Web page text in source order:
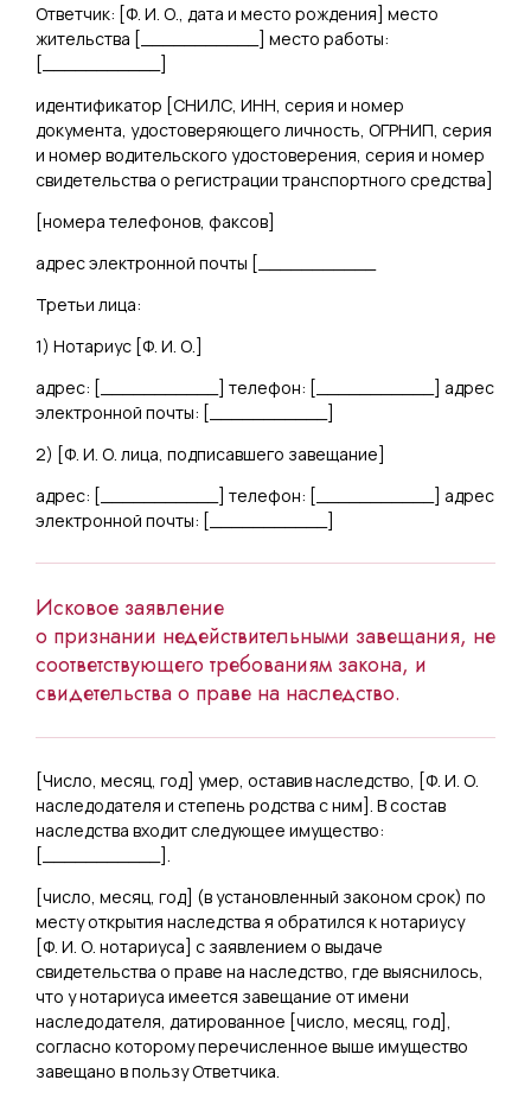
Ответчик: [Ф. И. О., дата и место рождения] место
жительства [
] место работы:
[
]
идентификатор [СНИЛС, ИНН, серия и номер
документа, удостоверяющего личность, ОГРНИП, серия
и номер водительского удостоверения, серия и номер
свидетельства о регистрации транспортного средства]
[номера телефонов, факсов]
адрес электронной почты [
Третьи лица:
1) Нотариус [Ф. И. О. ]
адрес: [
] телефон: [
] адрес
электронной почты: [
]
2) [Ф. И. О. лица, подписавшего завещание]
адрес: [
] телефон: [
] адрес
электронной почты: [
]
Исковое заявление
о признании недействительными завещания, не
соответствующего требованиям закона, и
свидетельства о праве на наследство.
[Число, месяц, год] умер, оставив наследство, [Ф. И. О.
наследодателя и степень родства с ним]. В состав
наследства входит следующее имущество:
[
].
[число, месяц, год] (в установленный законом срок) по
месту открытия наследства я обратился к нотариусу
[Ф. И. О. нотариуса] с заявлением о выдаче
свидетельства о праве на наследство, где выяснилось,
что у нотариуса имеется завещание от имени
наследодателя, датированное [число, месяц, год],
согласно которому перечисленное выше имущество
завещано в пользу Ответчика.